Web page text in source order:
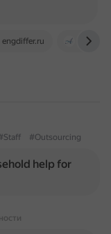
engdiffer.ru
#Outsourcing
help for